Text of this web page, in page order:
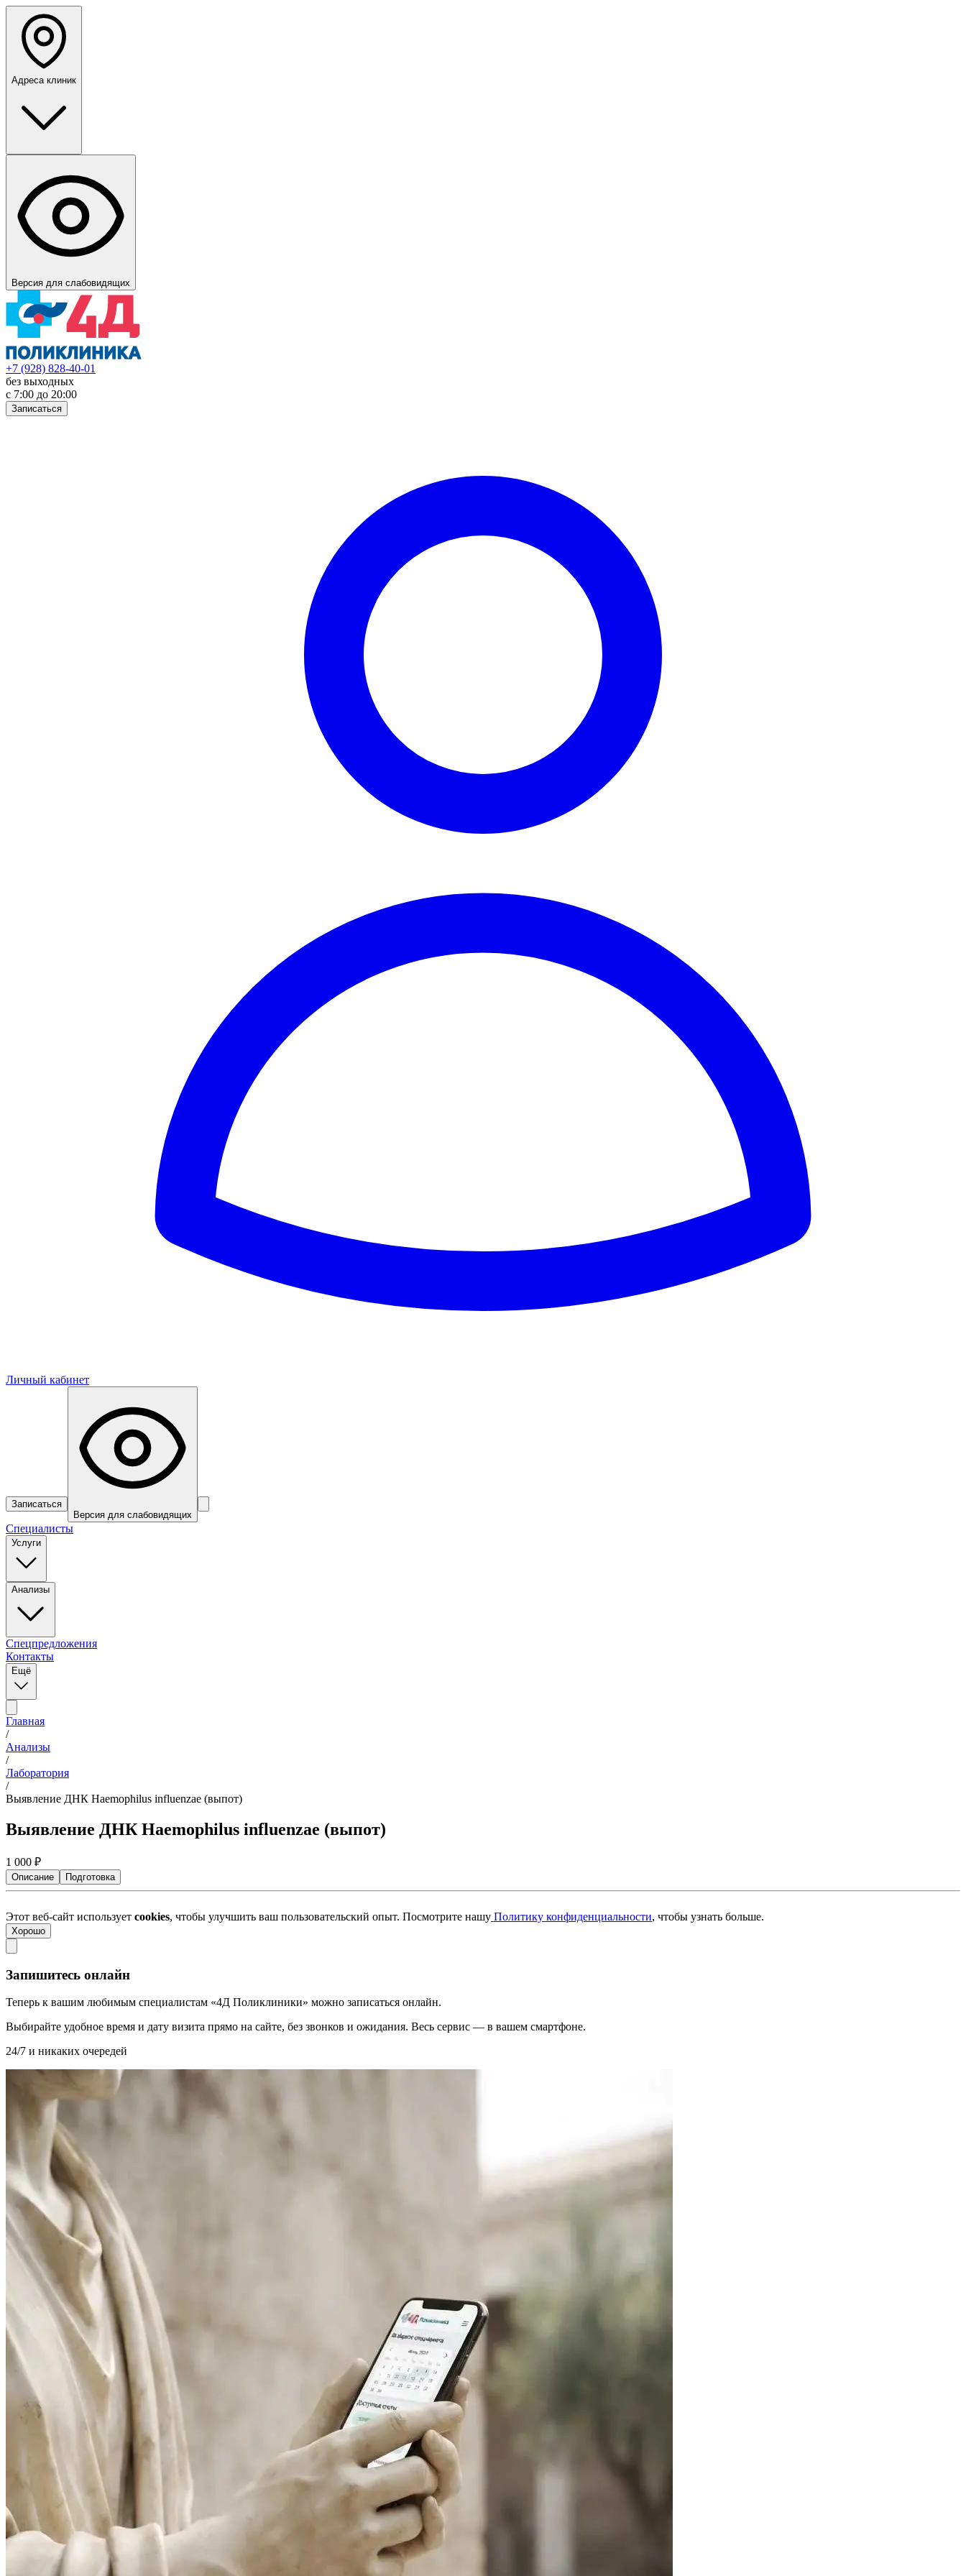
Адреса клиник
Версия для слабовидящих
+7 (928) 828-40-01
без выходных
с 7:00 до 20:00
Записаться
Личный кабинет
Записаться
Версия для слабовидящих
Специалисты
Услуги
Анализы
Спецпредложения
Контакты
Ещё
Главная
/
Анализы
/
Лаборатория
/
Выявление ДНК Haemophilus influenzae (выпот)
Выявление ДНК Haemophilus influenzae (выпот)
1 000 ₽
Описание Подготовка
Этот веб-сайт использует cookies, чтобы улучшить ваш пользовательский опыт. Посмотрите нашу Политику конфиденциальности, чтобы узнать больше.
Хорошо
Запишитесь онлайн
Теперь к вашим любимым специалистам «4Д Поликлиники» можно записаться онлайн.
Выбирайте удобное время и дату визита прямо на сайте, без звонков и ожидания. Весь сервис — в вашем смартфоне.
24/7 и никаких очередей